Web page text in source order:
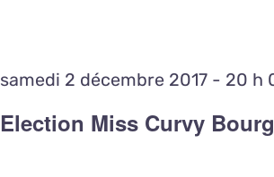
Election Miss Curvy
samedi 2 décembre 2017 - 20 h